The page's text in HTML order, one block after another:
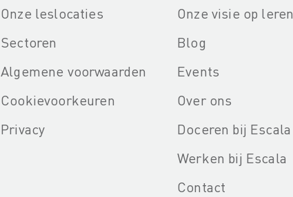
Onze leslocaties
Sectoren
Algemene voorwaarden
Cookievoorkeuren
Privacy
Onze visie op leren
Blog
Events
Over ons
Doceren bij Escala
Werken bij Escala
Contact